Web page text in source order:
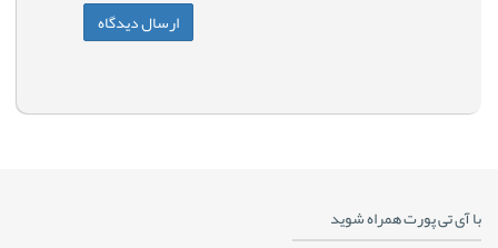
با آی تی پورت همراه شوید